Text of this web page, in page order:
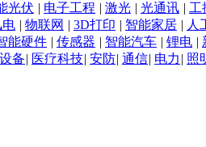
光伏 | 电子工程 | 激光 | 光通讯 | 工
电 | 物联网 | 3D打印 | 智能家居 | 人
能硬件 | 传感器 | 智能汽车 | 锂电 |
备| 医疗科技| 安防| 通信| 电力 | 照